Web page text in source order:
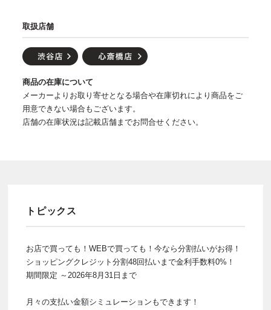
取扱店舗
商品の在庫について
メーカーよりお取り寄せとなる場合や在庫切れにより商品をご
用意できない場合もございます。
店舗の在庫状況は記載店舗までお問合せください。
トピックス
お店で買っても！WEBで買っても！今なら分割払いがお得！
ショッピングクレジット分割48回払いまで金利手数料0%！
期間限定 ～2026年8月31日まで
月々の支払い金額シミュレーションもできます！